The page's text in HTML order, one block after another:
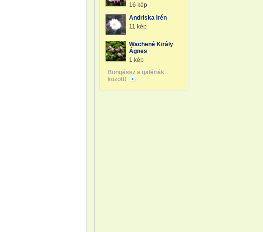
16 kép
Andriska Irén
11 kép
Wachené Király
Ágnes
1 kép
Böngéssz a galériák
között!